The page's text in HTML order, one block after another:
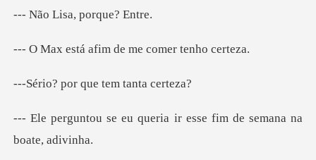
isa, porq
afim de me come
r que tem ta
queria ir esse fim de se